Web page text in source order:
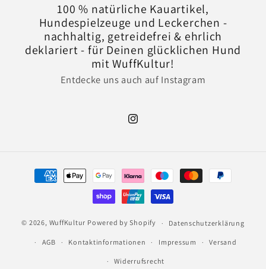
100 % natürliche Kauartikel,
Hundespielzeuge und Leckerchen -
nachhaltig, getreidefrei & ehrlich
deklariert - für Deinen glücklichen Hund
mit WuffKultur!
Entdecke uns auch auf Instagram
Instagram
Zahlungsmethoden
© 2026, WuffKultur Powered by Shopify Datenschutzerklärung
AGB Kontaktinformationen Impressum Versand
Widerrufsrecht